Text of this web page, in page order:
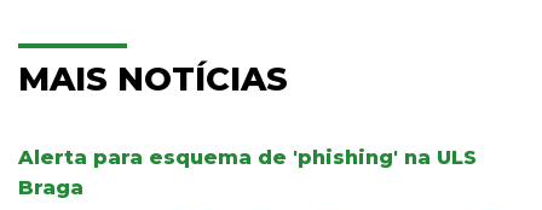
MAIS NOTÍCIAS
Alerta para esquema de 'phishing' na ULS
Braga